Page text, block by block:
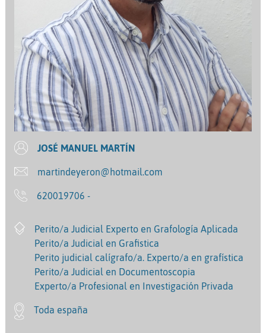
JOSÉ MANUEL MARTÍN
martindeyeron@hotmail.com
620019706 -
Perito/a Judicial Experto en Grafología Aplicada
Perito/a Judicial en Grafistica
Perito judicial calígrafo/a. Experto/a en grafística
Perito/a Judicial en Documentoscopia
Experto/a Profesional en Investigación Privada
Toda españa